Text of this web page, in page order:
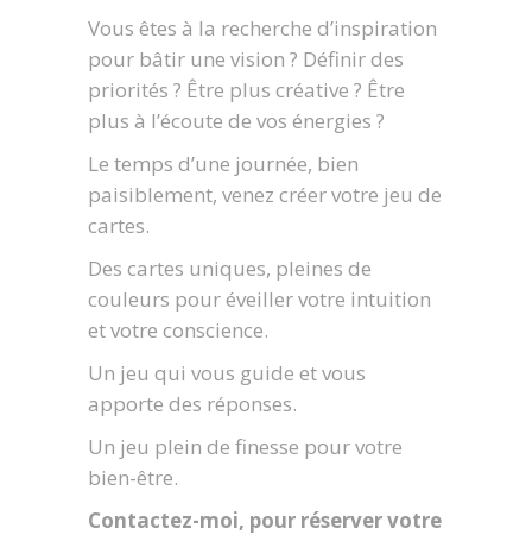
Vous êtes à la recherche d’inspiration
pour bâtir une vision ? Définir des
priorités ? Être plus créative ? Être
plus à l’écoute de vos énergies ?
Le temps d’une journée, bien
paisiblement, venez créer votre jeu de
cartes.
Des cartes uniques, pleines de
couleurs pour éveiller votre intuition
et votre conscience.
Un jeu qui vous guide et vous
apporte des réponses.
Un jeu plein de finesse pour votre
bien-être.
Contactez-moi, pour réserver votre